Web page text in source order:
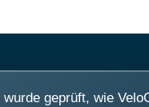
wurde geprüft, wie